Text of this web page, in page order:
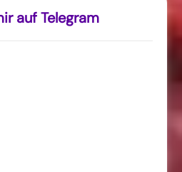
auf Telegram